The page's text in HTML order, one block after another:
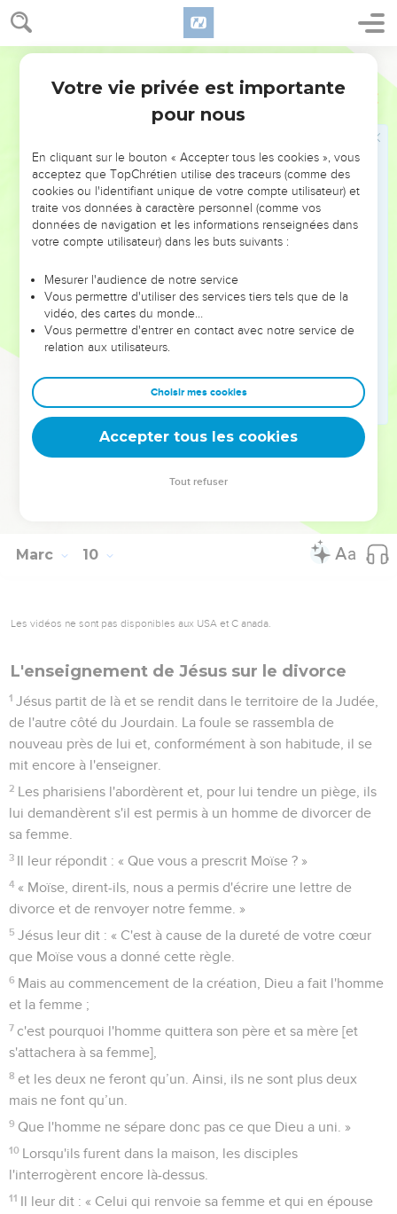
Marc 9
Sérieuse mise en garde
42
croient en moi, il vaudrait mieux pour lui qu'on attache à son
cou une grosse meule de moulin et qu'on le jette à la mer.
pour toi entrer manchot dans la vie que d'avoir les deux
mains et d'aller en enfer, dans le feu qui ne s'éteint pas,
[là où le ver ne meurt pas et où le feu ne s'éteint pas ].
Si ton pied te pousse à mal agir, coupe-le. Mieux vaut
pour toi entrer boiteux dans la vie que d'avoir les deux pieds
et d'être jeté en enfer, [dans le feu qui ne s'éteint pas,
là où le ver ne meurt pas et où le feu ne s'éteint pas ].
Et si ton œil te pousse à mal agir, arrache-le. Mieux vaut
pour toi entrer dans le royaume de Dieu avec un seul œil
là où le ver ne meurt pas et où le feu ne s'éteint pas.
En effet, tout homme sera salé de feu [et tout sacrifice
sera salé de sel].
Marc 10
Les vidéos ne sont pas disponibles aux USA et C anada.
L'enseignement de Jésus sur le divorce
1 Jésus partit de là et se rendit dans le territoire de la Judée,
de l'autre côté du Jourdain. La foule se rassembla de
nouveau près de lui et, conformément à son habitude, il se
mit encore à l'enseigner.
2 Les pharisiens l'abordèrent et, pour lui tendre un piège, ils
lui demandèrent s'il est permis à un homme de divorcer de
sa femme.
3 Il leur répondit : « Que vous a prescrit Moïse ? »
4 « Moïse, dirent-ils, nous a permis d'écrire une lettre de
divorce et de renvoyer notre femme. »
5 Jésus leur dit : « C'est à cause de la dureté de votre cœur
que Moïse vous a donné cette règle.
6 Mais au commencement de la création, Dieu a fait l'homme
et la femme ;
7 c'est pourquoi l'homme quittera son père et sa mère [et
s'attachera à sa femme],
8 et les deux ne feront qu’un. Ainsi, ils ne sont plus deux
mais ne font qu’un.
9 Que l'homme ne sépare donc pas ce que Dieu a uni. »
10 Lorsqu'ils furent dans la maison, les disciples
l'interrogèrent encore là-dessus.
11 Il leur dit : « Celui qui renvoie sa femme et qui en épouse
Votre vie privée est importante
pour nous
En cliquant sur le bouton « Accepter tous les cookies », vous
acceptez que TopChrétien utilise des traceurs (comme des
cookies ou l'identifiant unique de votre compte utilisateur) et
traite vos données à caractère personnel (comme vos
données de navigation et les informations renseignées dans
votre compte utilisateur) dans les buts suivants :
Mesurer l'audience de notre service
Vous permettre d'utiliser des services tiers tels que de la
vidéo, des cartes du monde…
Vous permettre d'entrer en contact avec notre service de
relation aux utilisateurs.
Choisir mes cookies
Accepter tous les cookies
Tout refuser